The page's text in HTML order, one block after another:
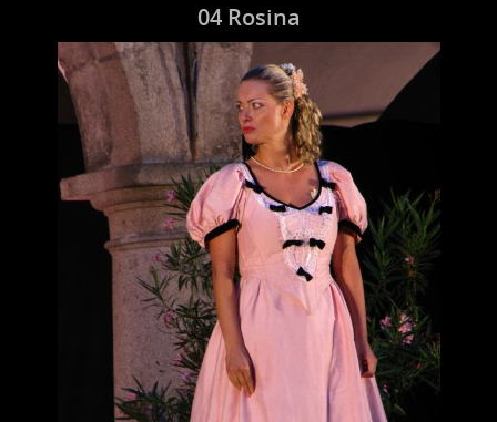
04 Rosina